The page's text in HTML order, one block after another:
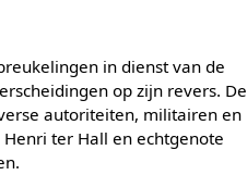
in dienst van de
op zijn revers. De
autoriteiten, militairen en
ter Hall en echtgenote